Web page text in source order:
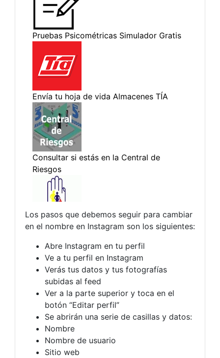
Los pasos que debemos seguir para cambiar
en el nombre en Instagram son los siguientes:
Abre Instagram en tu perfil
Ve a tu perfil en Instagram
Verás tus datos y tus fotografías
subidas al feed
Ver a la parte superior y toca en el
botón “Editar perfil”
Se abrirán una serie de casillas y datos:
Nombre
Nombre de usuario
Sitio web